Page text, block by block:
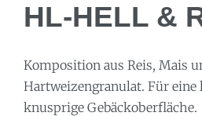
HL-HELL &
Komposition aus Reis, Mais
Hartweizengranulat. Für eine
knusprige Gebäckoberfläche.